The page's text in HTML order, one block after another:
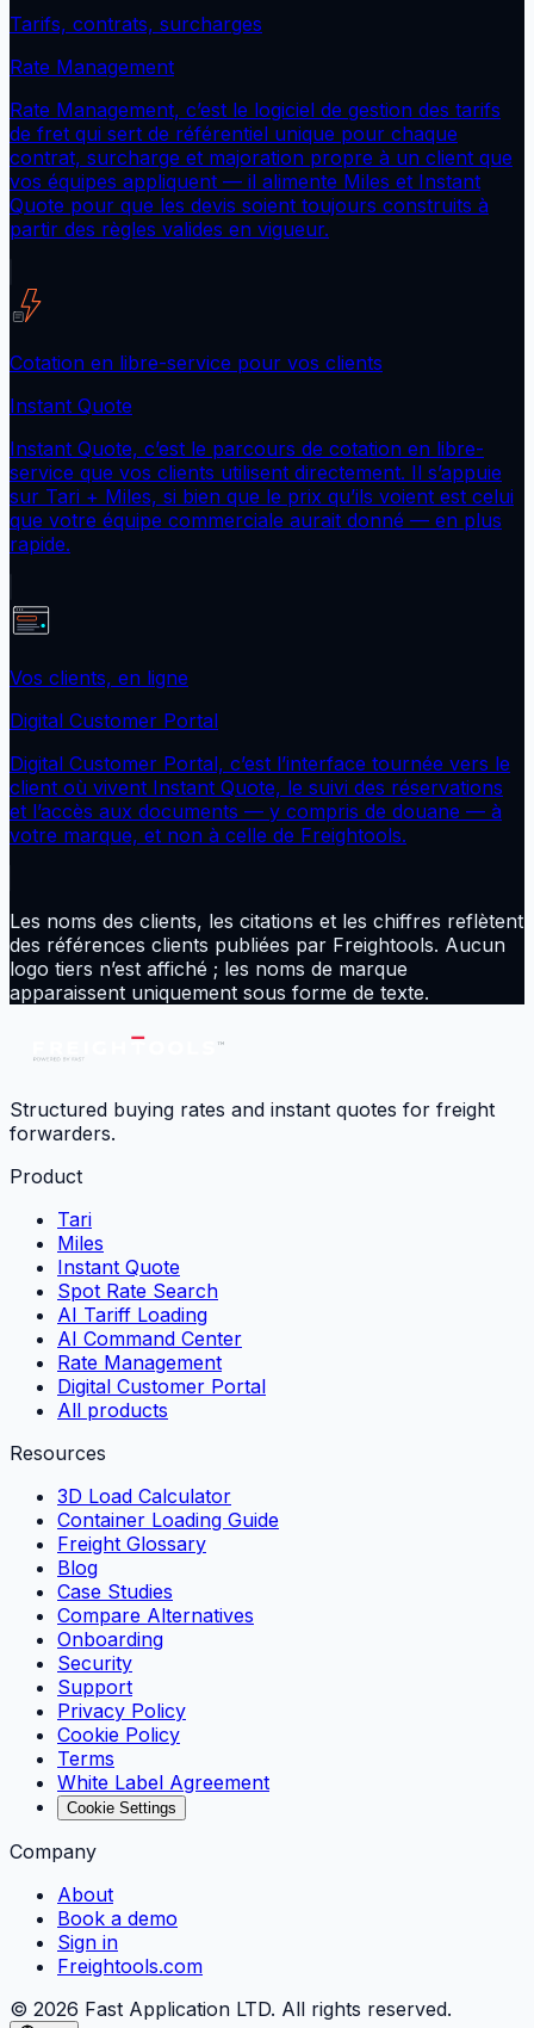
Tarifs, contrats, surcharges
Rate Management
Rate Management, c’est le logiciel de gestion des tarifs
de fret qui sert de référentiel unique pour chaque
contrat, surcharge et majoration propre à un client que
vos équipes appliquent — il alimente Miles et Instant
Quote pour que les devis soient toujours construits à
partir des règles valides en vigueur.
Cotation en libre-service pour vos clients
Instant Quote
Instant Quote, c’est le parcours de cotation en libre-
service que vos clients utilisent directement. Il s’appuie
sur Tari + Miles, si bien que le prix qu’ils voient est celui
que votre équipe commerciale aurait donné — en plus
rapide.
Vos clients, en ligne
Digital Customer Portal
Digital Customer Portal, c’est l’interface tournée vers le
client où vivent Instant Quote, le suivi des réservations
et l’accès aux documents — y compris de douane — à
votre marque, et non à celle de Freightools.
Les noms des clients, les citations et les chiffres reflètent
des références clients publiées par Freightools. Aucun
logo tiers n’est affiché ; les noms de marque
apparaissent uniquement sous forme de texte.
Structured buying rates and instant quotes for freight
forwarders.
Product
Tari
Miles
Instant Quote
Spot Rate Search
AI Tariff Loading
AI Command Center
Rate Management
Digital Customer Portal
All products
Resources
3D Load Calculator
Container Loading Guide
Freight Glossary
Blog
Case Studies
Compare Alternatives
Onboarding
Security
Support
Privacy Policy
Cookie Policy
Terms
White Label Agreement
Cookie Settings
Company
About
Book a demo
Sign in
Freightools.com
© 2026 Fast Application LTD. All rights reserved.